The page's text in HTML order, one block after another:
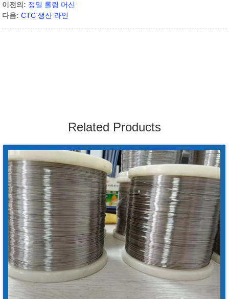
이전의: 정밀 롤링 머신
다음: CTC 생산 라인
Related Products